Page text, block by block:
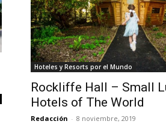
Hoteles y Resorts por el Mundo
Rockliffe Hall – Small
Hotels of The World
Redacción - 8 noviembre, 2019